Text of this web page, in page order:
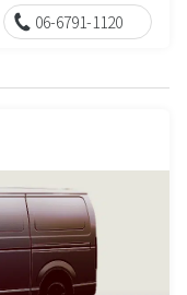
06-6791-1120